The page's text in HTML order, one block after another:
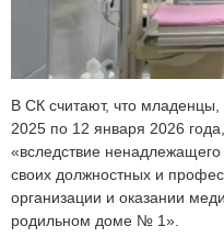
В СК считают, что
2025 по 12 января 2026
«вследствие
своих должностных и
организации и оказании
родильном доме № 1».